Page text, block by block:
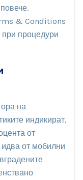
& Conditions
при процедури
на
индикират,
от
идва от мобилни